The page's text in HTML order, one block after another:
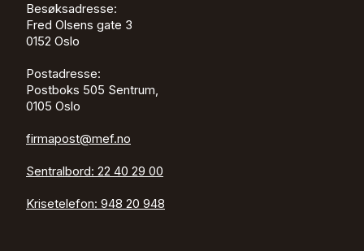
Besøksadresse:
Fred Olsens gate 3
0152 Oslo
Postadresse:
Postboks 505 Sentrum,
0105 Oslo
firmapost@mef.no
Sentralbord: 22 40 29 00
Krisetelefon: 948 20 948